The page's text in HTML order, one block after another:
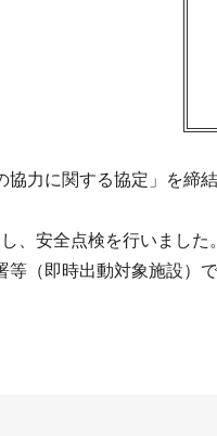
力に関する協定」を締
、安全点検を行いました。
（即時出動対象施設）